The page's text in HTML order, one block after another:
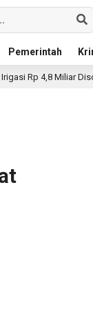
Pemerintah
Rp 4,8 Miliar